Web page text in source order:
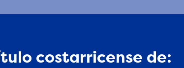
costarricense de: